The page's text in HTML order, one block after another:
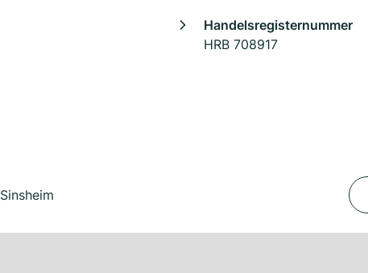
Handelsregisternummer
HRB 708917